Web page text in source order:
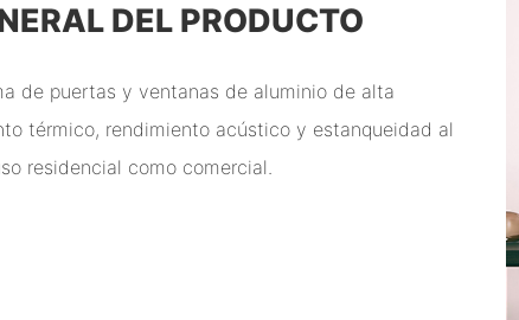
DEL PRODUCTO
de puertas y ventanas de aluminio de alta
térmico, rendimiento acústico y estanqueidad al
residencial como comercial.